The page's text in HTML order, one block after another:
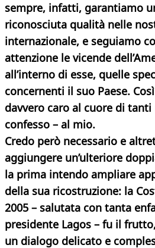
sempre, infatti, garantiamo
riconosciuta qualità nelle
internazionale, e seguiamo
attenzione le vicende
all’interno di esse, quelle
concernenti il suo Paese.
davvero caro al cuore di
confesso – al mio.
Credo però necessario e
aggiungere un’ulteriore
la prima intendo ampliare
della sua ricostruzione: la
2005 – salutata con tanta
presidente Lagos – fu il
un dialogo delicato e